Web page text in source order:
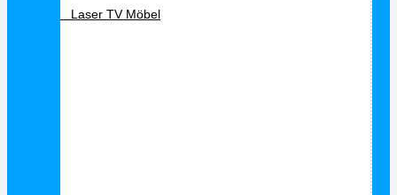
Laser TV Möbel